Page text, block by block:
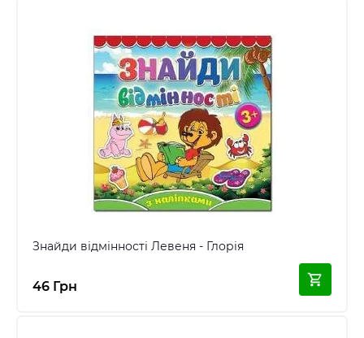
Знайди відмінності Левеня - Глорія
46 Грн